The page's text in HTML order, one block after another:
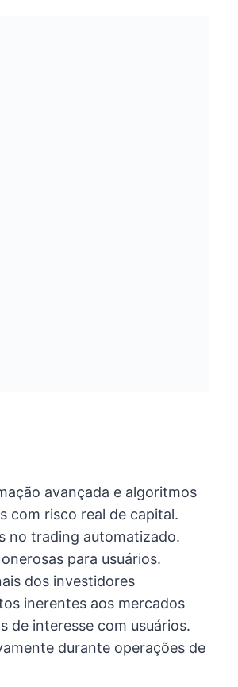
avançada e algoritmos
com risco real de capital.
no trading automatizado.
para usuários.
dos investidores
inerentes aos mercados
de interesse com usuários.
durante operações de